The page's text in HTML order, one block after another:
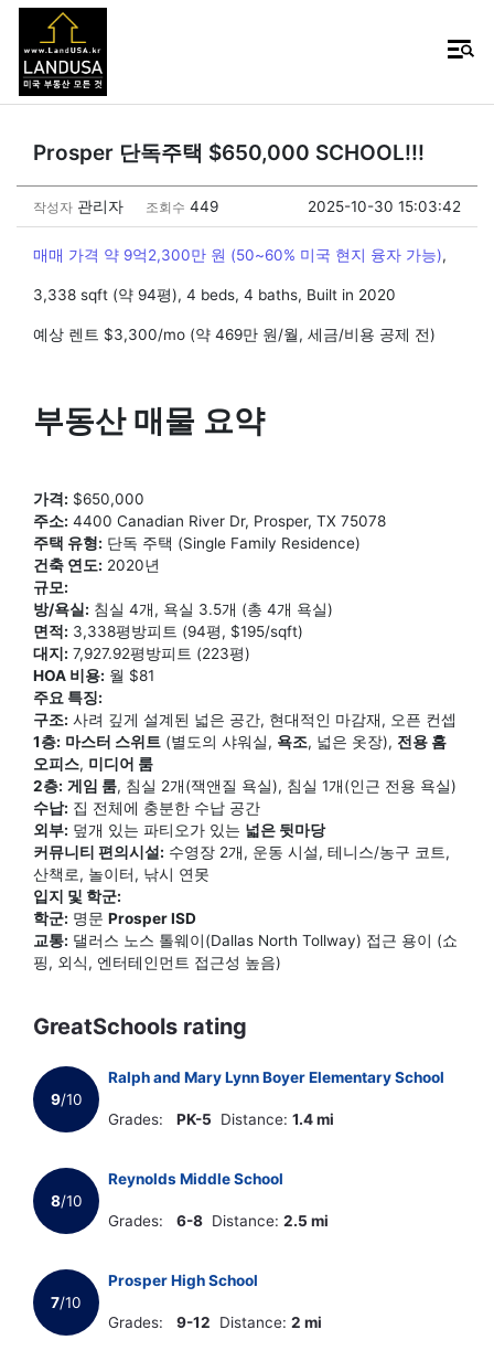
Prosper 단독주택 $650,000 SCHOOL!!!
작성자 관리자 조회수 449 2025-10-30 15:03:42
매매 가격 약 9억2,300만 원 (50~60% 미국 현지 융자 가능),
3,338 sqft (약 94평), 4 beds, 4 baths, Built in 2020
예상 렌트 $3,300/mo (약 469만 원/월, 세금/비용 공제 전)
부동산 매물 요약
가격: $650,000
주소: 4400 Canadian River Dr, Prosper, TX 75078
주택 유형: 단독 주택 (Single Family Residence)
건축 연도: 2020년
규모:
방/욕실: 침실 4개, 욕실 3.5개 (총 4개 욕실)
면적: 3,338평방피트 (94평, $195/sqft)
대지: 7,927.92평방피트 (223평)
HOA 비용: 월 $81
주요 특징:
구조: 사려 깊게 설계된 넓은 공간, 현대적인 마감재, 오픈 컨셉
1층: 마스터 스위트 (별도의 샤워실, 욕조, 넓은 옷장), 전용 홈
오피스, 미디어 룸
2층: 게임 룸, 침실 2개(잭앤질 욕실), 침실 1개(인근 전용 욕실)
수납: 집 전체에 충분한 수납 공간
외부: 덮개 있는 파티오가 있는 넓은 뒷마당
커뮤니티 편의시설: 수영장 2개, 운동 시설, 테니스/농구 코트,
산책로, 놀이터, 낚시 연못
입지 및 학군:
학군: 명문 Prosper ISD
교통: 댈러스 노스 톨웨이(Dallas North Tollway) 접근 용이 (쇼
핑, 외식, 엔터테인먼트 접근성 높음)
GreatSchools rating
9/10
Ralph and Mary Lynn Boyer Elementary School
Grades: PK-5 Distance: 1.4 mi
8/10
Reynolds Middle School
Grades: 6-8 Distance: 2.5 mi
7/10
Prosper High School
Grades: 9-12 Distance: 2 mi